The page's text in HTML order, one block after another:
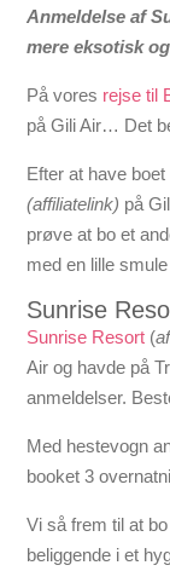
Anmeldelse af
mere eksotisk
På vores rejse til
på Gili Air… Det
Efter at have
(affiliatelink) på
prøve at bo et
med en lille
Sunrise
Sunrise Resort (
Air og havde på
anmeldelser.
Med hestevogn
booket 3
Vi så frem til at
beliggende i et